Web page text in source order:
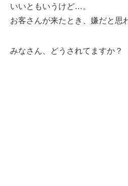
いいともいうけど…。
お客さんが来たとき、嫌だと思
みなさん、どうされてますか？